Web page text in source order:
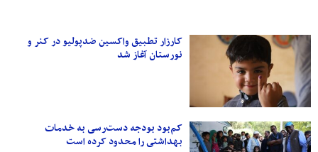
کارزار تطبیق واکسین ضدپولیو در کنر و
نورستان آغاز شد
کم‌بود بودجه دست‌رسی به خدمات
بهداشتی را محدود کرده است